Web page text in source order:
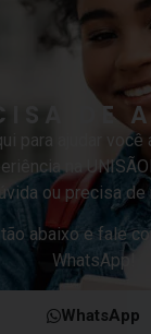
DE
para ajudar você
na
ou precisa
abaixo e fale
WhatsApp!
WhatsApp